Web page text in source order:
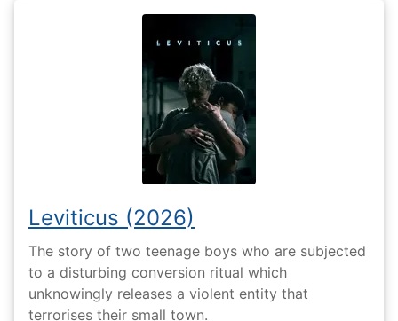
Leviticus (2026)
The story of two teenage boys who are subjected
to a disturbing conversion ritual which
unknowingly releases a violent entity that
terrorises their small town.